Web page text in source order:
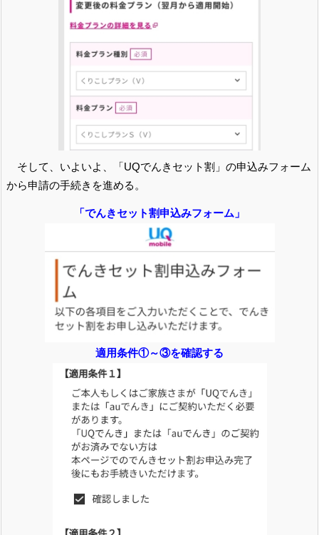
そして、いよいよ、「UQでんきセット割」の申込みフォーム
から申請の手続きを進める。
「でんきセット割申込みフォーム」
適用条件①～③を確認する